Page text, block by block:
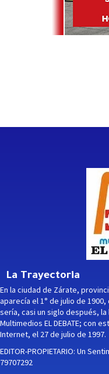
La Trayectoria
En la ciudad de Zárate,
aparecía el 1° de julio de
sería, casi un siglo después,
Multimedios EL DEBATE; con
Internet, el 27 de julio de 1997.
EDITOR-PROPIETARIO: Un
79707292